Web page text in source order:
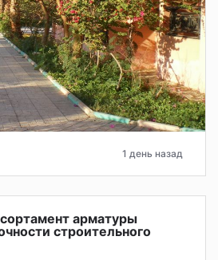
1 день назад
арматуры
строительного